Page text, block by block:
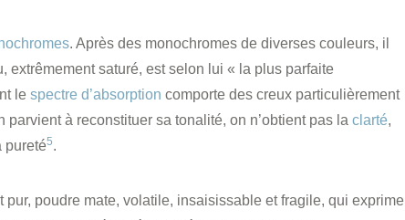
. Après des monochromes de diverses couleurs, il
extrêmement saturé, est selon lui « la plus parfaite
le spectre d’absorption comporte des creux particulièrement
à reconstituer sa tonalité, on n’obtient pas la clarté,
pureté5.
poudre mate, volatile, insaisissable et fragile, qui exprime